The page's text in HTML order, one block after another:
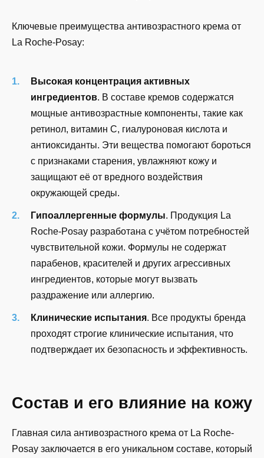
Ключевые преимущества антивозрастного крема от
La Roche-Posay:
Высокая концентрация активных
ингредиентов. В составе кремов содержатся
мощные антивозрастные компоненты, такие как
ретинол, витамин C, гиалуроновая кислота и
антиоксиданты. Эти вещества помогают бороться
с признаками старения, увлажняют кожу и
защищают её от вредного воздействия
окружающей среды.
Гипоаллергенные формулы. Продукция La
Roche-Posay разработана с учётом потребностей
чувствительной кожи. Формулы не содержат
парабенов, красителей и других агрессивных
ингредиентов, которые могут вызвать
раздражение или аллергию.
Клинические испытания. Все продукты бренда
проходят строгие клинические испытания, что
подтверждает их безопасность и эффективность.
Состав и его влияние на кожу
Главная сила антивозрастного крема от La Roche-
Posay заключается в его уникальном составе, который